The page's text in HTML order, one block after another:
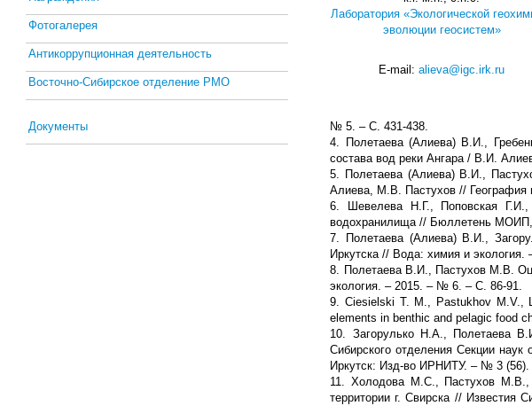
Фотогалерея
Антикоррупционная деятельность
Восточно-Сибирское отделение РМО
Документы
Лаборатория «Экологической
эволюции геосистем»
E-mail:alieva@igc.irk.ru
№ 5. – С. 431-438.
4. Полетаева (Алиева) В.И.,
состава вод реки Ангара / В.И.
5. Полетаева (Алиева) В.И.,
Алиева, М.В. Пастухов //
6. Шевелева Н.Г., Поповская Г.И.,
водохранилища // Бюллетень
7. Полетаева (Алиева) В.И.,
Иркутска // Вода: химия и
8. Полетаева В.И., Пастухов М.В.
экология. – 2015. – № 6. – С. 86-91.
9. Ciesielski T. M., Pastukhov M.V.,
elements in benthic and pelagic food
10. Загорулько Н.А., Полетаева
Сибирского отделения Секции
Иркутск: Изд-во ИРНИТУ. – № 3 (56).
11. Холодова М.С., Пастухов М.В.,
территории г. Свирска // Известия